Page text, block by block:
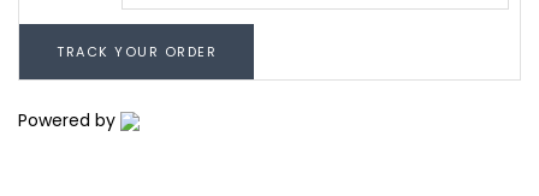
TRACK YOUR ORDER
Powered by
Inicio De Sesión
Contraseña perdida?